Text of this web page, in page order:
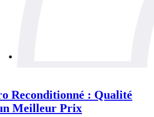
Reconditionné : Qualité
Meilleur Prix